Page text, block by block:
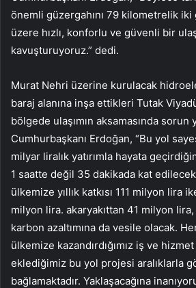
önemli güzergahını 79 kilometrelik
üzere hızlı, konforlu ve güvenli bir
kavuşturuyoruz.” dedi.
Murat Nehri üzerine kurulacak
baraj alanına inşa ettikleri Tutak
bölgede ulaşımın aksamasında sorun
Cumhurbaşkanı Erdoğan, “Bu yol
milyar liralık yatırımla hayata
1 saatte değil 35 dakikada kat
ülkemize yıllık katkısı 111 milyon lira
milyon lira. akaryakıttan 41 milyon
karbon azaltımına da vesile olacak.
ülkemize kazandırdığımız iş ve
eklediğimiz bu yol projesi aralıklarla
bağlamaktadır. Yaklaşacağına